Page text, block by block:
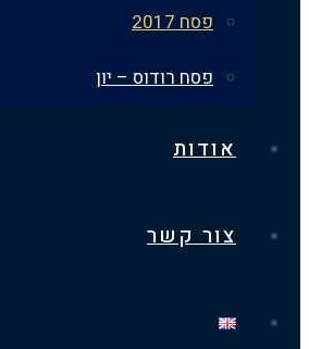
פסח 2017
פסח רודוס – יון
אודות
צור קשר